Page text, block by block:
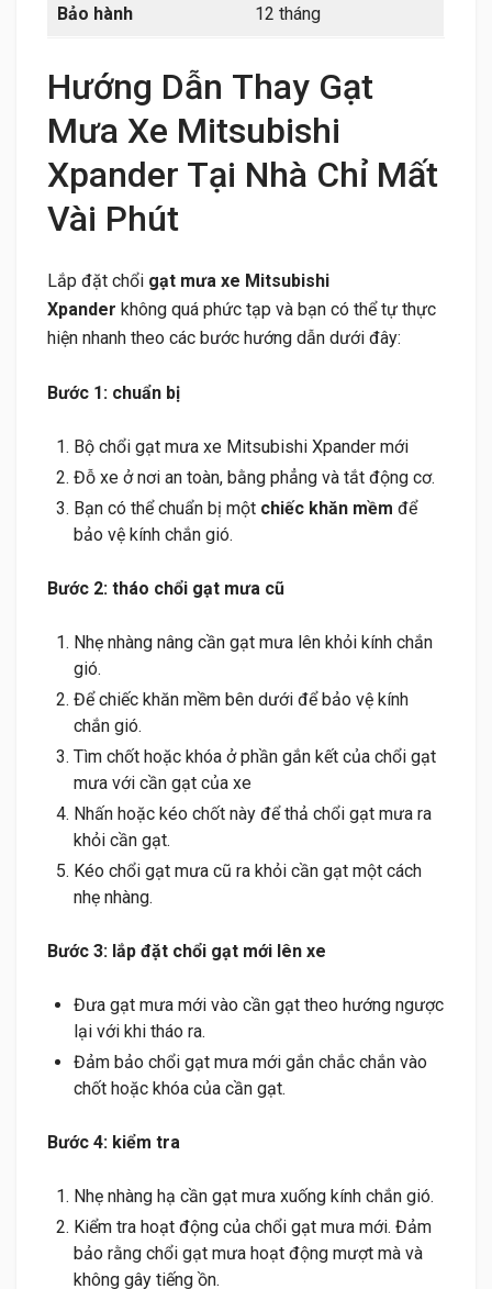
Bảo hành 12 tháng
Hướng Dẫn Thay Gạt
Mưa Xe Mitsubishi
Xpander Tại Nhà Chỉ Mất
Vài Phút
Lắp đặt chổi gạt mưa xe Mitsubishi
Xpander không quá phức tạp và bạn có thể tự thực
hiện nhanh theo các bước hướng dẫn dưới đây:
Bước 1: chuẩn bị
Bộ chổi gạt mưa xe Mitsubishi Xpander mới
Đỗ xe ở nơi an toàn, bằng phẳng và tắt động cơ.
Bạn có thể chuẩn bị một chiếc khăn mềm để
bảo vệ kính chắn gió.
Bước 2: tháo chổi gạt mưa cũ
Nhẹ nhàng nâng cần gạt mưa lên khỏi kính chắn
gió.
Để chiếc khăn mềm bên dưới để bảo vệ kính
chắn gió.
Tìm chốt hoặc khóa ở phần gắn kết của chổi gạt
mưa với cần gạt của xe
Nhấn hoặc kéo chốt này để thả chổi gạt mưa ra
khỏi cần gạt.
Kéo chổi gạt mưa cũ ra khỏi cần gạt một cách
nhẹ nhàng.
Bước 3: lắp đặt chổi gạt mới lên xe
Đưa gạt mưa mới vào cần gạt theo hướng ngược
lại với khi tháo ra.
Đảm bảo chổi gạt mưa mới gắn chắc chắn vào
chốt hoặc khóa của cần gạt.
Bước 4: kiểm tra
Nhẹ nhàng hạ cần gạt mưa xuống kính chắn gió.
Kiểm tra hoạt động của chổi gạt mưa mới. Đảm
bảo rằng chổi gạt mưa hoạt động mượt mà và
không gây tiếng ồn.